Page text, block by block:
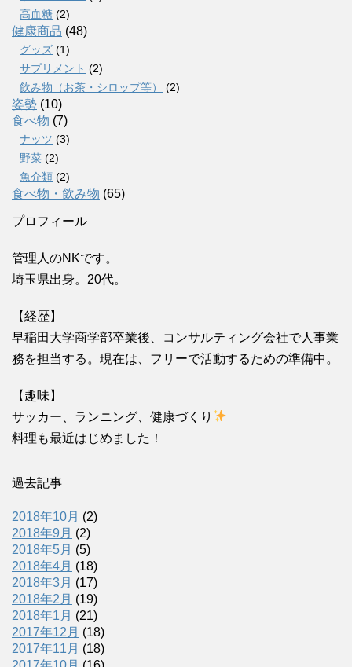
高血糖 (2)
健康商品 (48)
グッズ (1)
サプリメント (2)
飲み物（お茶・シロップ等）
(2)
姿勢 (10)
食べ物 (7)
ナッツ (3)
野菜 (2)
魚介類 (2)
食べ物・飲み物 (65)
プロフィール
管理人のNKです。
埼玉県出身。20代。
【経歴】
早稲田大学商学部卒業後、コンサルティング会社で人事業
務を担当する。現在は、フリーで活動するための準備中。
【趣味】
サッカー、ランニング、健康づくり
料理も最近はじめました！
過去記事
2018年10月 (2)
2018年9月 (2)
2018年5月 (5)
2018年4月 (18)
2018年3月 (17)
2018年2月 (19)
2018年1月 (21)
2017年12月 (18)
2017年11月 (18)